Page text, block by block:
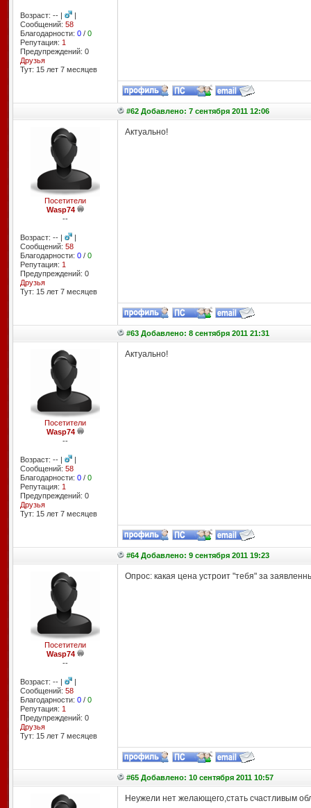
Возраст: -- |
|
Сообщений: 58
Благодарности: 0/ 0
Репутация: 1
Предупреждений: 0
Друзья
Тут: 15 лет 7 месяцев
#62 Добавлено: 7 сентября 2011 12:06
Посетители
Wasp74
--
Возраст: -- |
|
Сообщений: 58
Благодарности: 0/ 0
Репутация: 1
Предупреждений: 0
Друзья
Тут: 15 лет 7 месяцев
Актуально!
#63 Добавлено: 8 сентября 2011 21:31
Посетители
Wasp74
--
Возраст: -- |
|
Сообщений: 58
Благодарности: 0/ 0
Репутация: 1
Предупреждений: 0
Друзья
Тут: 15 лет 7 месяцев
Актуально!
#64 Добавлено: 9 сентября 2011 19:23
Посетители
Wasp74
--
Возраст: -- |
|
Сообщений: 58
Благодарности: 0/ 0
Репутация: 1
Предупреждений: 0
Друзья
Тут: 15 лет 7 месяцев
Опрос: какая цена устроит "тебя" за
#65 Добавлено: 10 сентября 2011 10:57
Неужели нет желающего,стать счастливым